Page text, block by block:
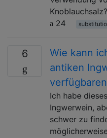
24
6
Wie kann
antiken
Ich habe
Ingwerwein,
schwer zu